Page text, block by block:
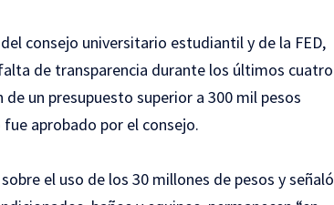
consejo universitario estudiantil y de la FED,
de transparencia durante los últimos cuatro
un presupuesto superior a 300 mil pesos
aprobado por el consejo.
el uso de los 30 millones de pesos y señaló